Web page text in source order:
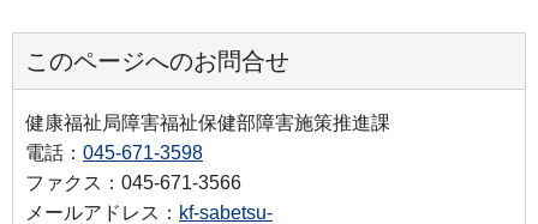
このページへのお問合せ
健康福祉局障害福祉保健部障害施策推進課
電話： 045-671-3598
ファクス：045-671-3566
メールアドレス： kf-sabetsu-